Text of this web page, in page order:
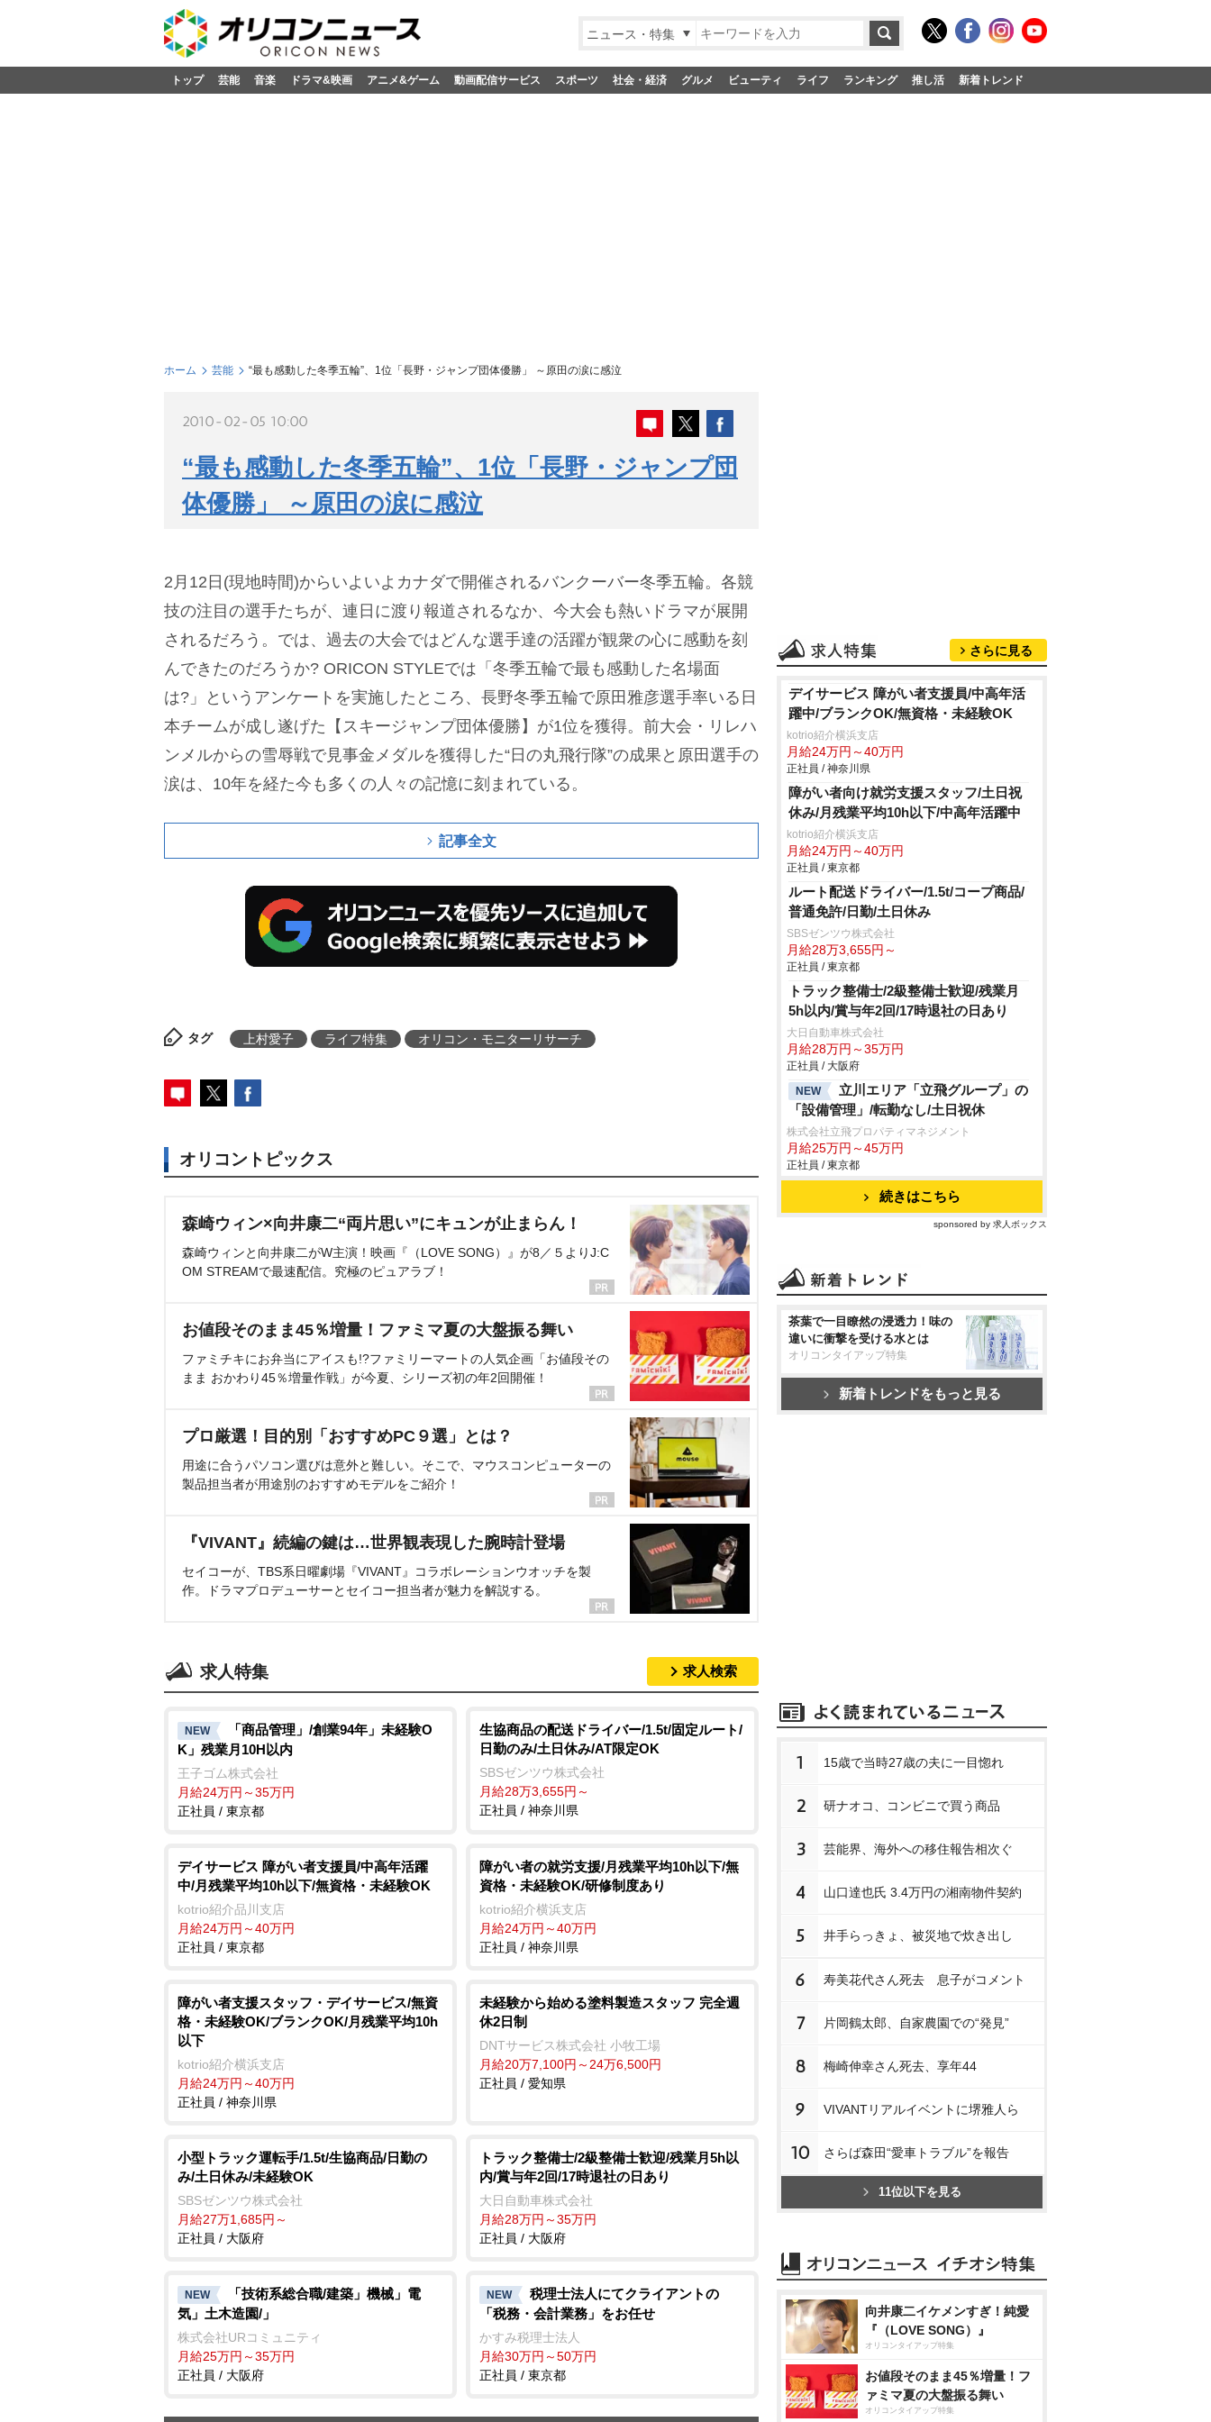
ニュース・特集
トップ 芸能 音楽 ドラマ&映画 アニメ&ゲーム 動画配信サービス スポーツ 社会・経済 グルメ ビューティ ライフ ランキング 推し活 新着トレンド
ホーム 芸能 “最も感動した冬季五輪”、1位「長野・ジャンプ団体優勝」 ～原田の涙に感泣
2010-02-05 10:00
“最も感動した冬季五輪”、1位「長野・ジャンプ団
体優勝」 ～原田の涙に感泣
2月12日(現地時間)からいよいよカナダで開催されるバンクーバー冬季五輪。各競
技の注目の選手たちが、連日に渡り報道されるなか、今大会も熱いドラマが展開
されるだろう。では、過去の大会ではどんな選手達の活躍が観衆の心に感動を刻
んできたのだろうか? ORICON STYLEでは「冬季五輪で最も感動した名場面
は?」というアンケートを実施したところ、長野冬季五輪で原田雅彦選手率いる日
本チームが成し遂げた【スキージャンプ団体優勝】が1位を獲得。前大会・リレハ
ンメルからの雪辱戦で見事金メダルを獲得した“日の丸飛行隊”の成果と原田選手の
涙は、10年を経た今も多くの人々の記憶に刻まれている。
記事全文
タグ 上村愛子 ライフ特集 オリコン・モニターリサーチ
オリコントピックス
森崎ウィン×向井康二“両片思い”にキュンが止まらん！
森崎ウィンと向井康二がW主演！映画『（LOVE SONG）』が8／５よりJ:C
OM STREAMで最速配信。究極のピュアラブ！
お値段そのまま45％増量！ファミマ夏の大盤振る舞い
ファミチキにお弁当にアイスも!?ファミリーマートの人気企画「お値段その
まま おかわり45％増量作戦」が今夏、シリーズ初の年2回開催！
プロ厳選！目的別「おすすめPC９選」とは？
用途に合うパソコン選びは意外と難しい。そこで、マウスコンピューターの
製品担当者が用途別のおすすめモデルをご紹介！
『VIVANT』続編の鍵は…世界観表現した腕時計登場
セイコーが、TBS系日曜劇場『VIVANT』コラボレーションウオッチを製
作。ドラマプロデューサーとセイコー担当者が魅力を解説する。
求人特集 求人検索
NEW
「商品管理」/創業94年」未経験O
K」残業月10H以内
王子ゴム株式会社
月給24万円～35万円
正社員 / 東京都
生協商品の配送ドライバー/1.5t/固定ルート/
日勤のみ/土日休み/AT限定OK
SBSゼンツウ株式会社
月給28万3,655円～
正社員 / 神奈川県
デイサービス 障がい者支援員/中高年活躍
中/月残業平均10h以下/無資格・未経験OK
kotrio紹介品川支店
月給24万円～40万円
正社員 / 東京都
障がい者の就労支援/月残業平均10h以下/無
資格・未経験OK/研修制度あり
kotrio紹介横浜支店
月給24万円～40万円
正社員 / 神奈川県
障がい者支援スタッフ・デイサービス/無資
格・未経験OK/ブランクOK/月残業平均10h
以下
kotrio紹介横浜支店
月給24万円～40万円
正社員 / 神奈川県
未経験から始める塗料製造スタッフ 完全週
休2日制
DNTサービス株式会社 小牧工場
月給20万7,100円～24万6,500円
正社員 / 愛知県
小型トラック運転手/1.5t/生協商品/日勤の
み/土日休み/未経験OK
SBSゼンツウ株式会社
月給27万1,685円～
正社員 / 大阪府
トラック整備士/2級整備士歓迎/残業月5h以
内/賞与年2回/17時退社の日あり
大日自動車株式会社
月給28万円～35万円
正社員 / 大阪府
NEW
「技術系総合職/建築」機械」電
気」土木造園/」
株式会社URコミュニティ
月給25万円～35万円
正社員 / 大阪府
NEW
税理士法人にてクライアントの
「税務・会計業務」をお任せ
かすみ税理士法人
月給30万円～50万円
正社員 / 東京都
さらに見る
デイサービス 障がい者支援員/中高年活
躍中/ブランクOK/無資格・未経験OK
kotrio紹介横浜支店
月給24万円～40万円
正社員 / 神奈川県
障がい者向け就労支援スタッフ/土日祝
休み/月残業平均10h以下/中高年活躍中
kotrio紹介横浜支店
月給24万円～40万円
正社員 / 東京都
ルート配送ドライバー/1.5t/コープ商品/
普通免許/日勤/土日休み
SBSゼンツウ株式会社
月給28万3,655円～
正社員 / 東京都
トラック整備士/2級整備士歓迎/残業月
5h以内/賞与年2回/17時退社の日あり
大日自動車株式会社
月給28万円～35万円
正社員 / 大阪府
NEW
立川エリア「立飛グループ」の
「設備管理」/転勤なし/土日祝休
株式会社立飛プロパティマネジメント
月給25万円～45万円
正社員 / 東京都
続きはこちら
sponsored by 求人ボックス
茶葉で一目瞭然の浸透力！味の
違いに衝撃を受ける水とは
オリコンタイアップ特集
新着トレンドをもっと見る
1 15歳で当時27歳の夫に一目惚れ
2 研ナオコ、コンビニで買う商品
3 芸能界、海外への移住報告相次ぐ
4 山口達也氏 3.4万円の湘南物件契約
5 井手らっきょ、被災地で炊き出し
6 寿美花代さん死去 息子がコメント
7 片岡鶴太郎、自家農園での“発見”
8 梅崎伸幸さん死去、享年44
9 VIVANTリアルイベントに堺雅人ら
10 さらば森田“愛車トラブル”を報告
11位以下を見る
向井康二イケメンすぎ！純愛
『（LOVE SONG）』
オリコンタイアップ特集
お値段そのまま45％増量！フ
ァミマ夏の大盤振る舞い
オリコンタイアップ特集